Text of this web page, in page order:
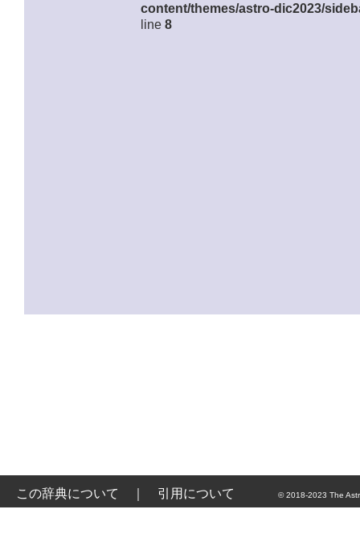
content/themes/astro-dic2023/
line 8
この辞典について 引用について © 2018-2023 The